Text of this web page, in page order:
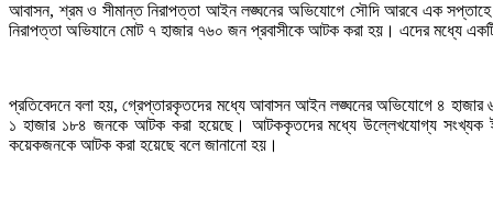
আবাসন, শ্রম ও সীমান্ত নিরাপত্তা আইন লঙ্ঘনের অভিযোগে সৌদি আরবে এক সপ্তাহে
নিরাপত্তা অভিযানে মোট ৭ হাজার ৭৬০ জন প্রবাসীকে আটক করা হয়। এদের মধ্যে
প্রতিবেদনে বলা হয়, গ্রেপ্তারকৃতদের মধ্যে আবাসন আইন লঙ্ঘনের অভিযোগে ৪
১ হাজার ১৮৪ জনকে আটক করা হয়েছে। আটককৃতদের মধ্যে উল্লেখযোগ্য সংখ্যক
কয়েকজনকে আটক করা হয়েছে বলে জানানো হয়।